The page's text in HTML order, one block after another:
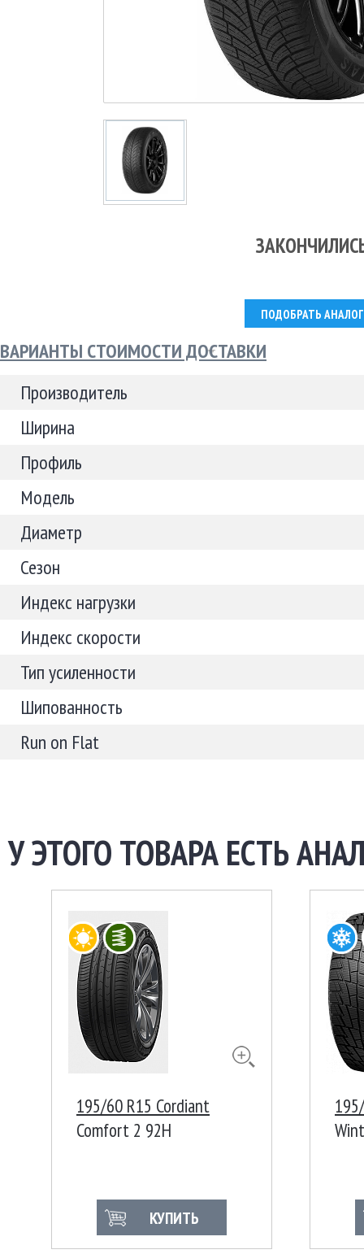
ПОДОБРАТЬ АНАЛОГ
ВАРИАНТЫ СТОИМОСТИ ДОСТАВКИ
Производитель
Ширина
Профиль
Модель
Диаметр
Сезон
Индекс нагрузки
Индекс скорости
Тип усиленности
Шипованность
Run on Flat
У ЭТОГО ТОВАРА ЕСТЬ
195/60 R15 Cordiant
Comfort 2 92H
КУПИТЬ